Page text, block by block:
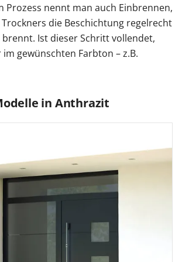
Prozess nennt man auch Einbrennen,
die Beschichtung regelrecht
Ist dieser Schritt vollendet,
gewünschten Farbton – z.B.
in Anthrazit